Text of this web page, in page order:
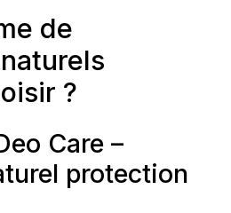
de
?
Care –
protection